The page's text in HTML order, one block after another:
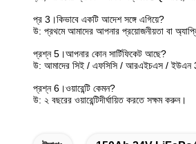
প্র 3।কিভাবে একটি আদেশ সঙ্গে এগিয়ে?
উ: প্রথমে আমাদের আপনার প্রয়োজনীয়তা বা
প্রশ্ন 5।আপনার কোন সার্টিফিকেট আছে?
উ: আমাদের সিই / এফসিসি / আরএইচএস / ইউএন
প্রশ্ন 6।ওয়ারেন্টি কেমন?
উ: ২ বছরের ওয়ারেন্টিদীর্ঘায়িত করতে সক্ষম করুন।